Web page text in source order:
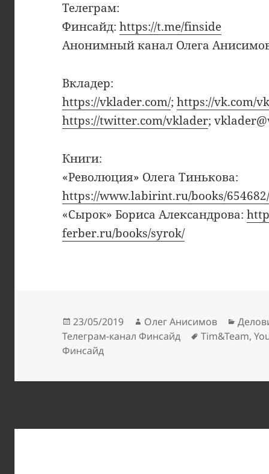
Телеграм:
Финсайд:https://t.me/finside
Анонимный канал Олега
Вкладер:
https://vklader.com/;https://vk.com/
https://twitter.com/vklader;
Книги:
«Революция» Олега Тинькова:
https://www.labirint.ru/books/
«Сырок» Бориса Александрова:
ferber.ru/books/syrok/
Опубликовано
23/05/2019 Автор
Олег Анисимов
Телеграм-канал Финсайд
Метки
Tim&Team,
Финсайд